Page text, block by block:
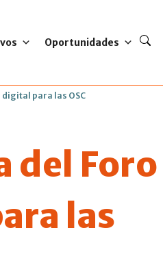
Oportunidades
para las OSC
del Foro
las